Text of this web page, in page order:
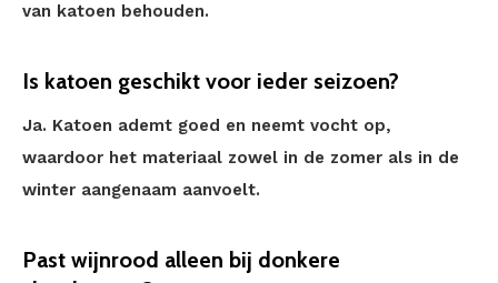
van katoen behouden.
Is katoen geschikt voor ieder seizoen?
Ja. Katoen ademt goed en neemt vocht op,
waardoor het materiaal zowel in de zomer als in de
winter aangenaam aanvoelt.
Past wijnrood alleen bij donkere